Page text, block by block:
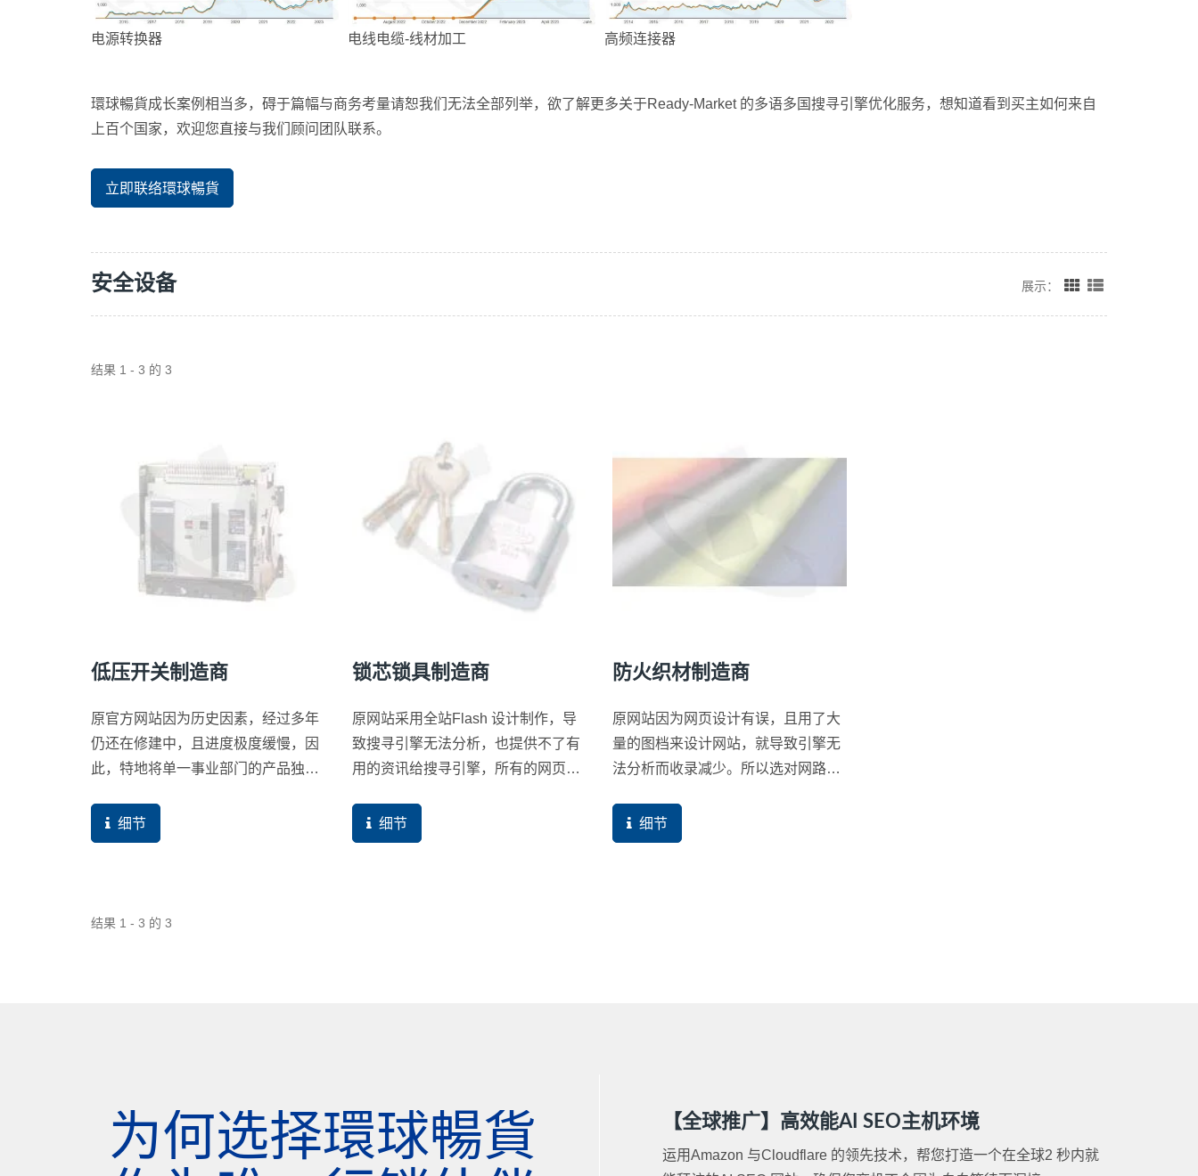
电源转换器 电线电缆-线材加工 高频连接器
環球暢貨成长案例相当多，碍于篇幅与商务考量请恕我们无法全部列举，欲了解更多关于Ready-Market 的多语多国搜寻引擎优化服务，想知道看到买主如何来自
上百个国家，欢迎您直接与我们顾问团队联系。
立即联络環球暢貨
安全设备 展示：
结果 1 - 3 的 3
低压开关制造商
原官方网站因为历史因素，经过多年
仍还在修建中，且进度极度缓慢，因
此，特地将单一事业部门的产品独立
多来自潜在区域的询问与订单。
细节
锁芯锁具制造商
原网站采用全站Flash 设计制作，导
致搜寻引擎无法分析，也提供不了有
用的资讯给搜寻引擎，所有的网页描
说当然当然就不会有参考价值的网
站，商机自然就很难产生。客户拥有
细节
防火织材制造商
原网站因为网页设计有误，且用了大
量的图档来设计网站，就导致引擎无
法分析而收录减少。所以选对网路行
效益不彰之问题。
细节
结果 1 - 3 的 3
为何选择環球暢貨
【全球推广】高效能AI SEO主机环境
运用Amazon 与Cloudflare 的领先技术，帮您打造一个在全球2 秒内就